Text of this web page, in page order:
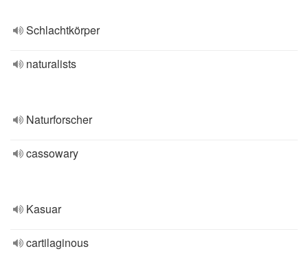
Schlachtkörper
naturalists
Naturforscher
cassowary
Kasuar
cartilaginous